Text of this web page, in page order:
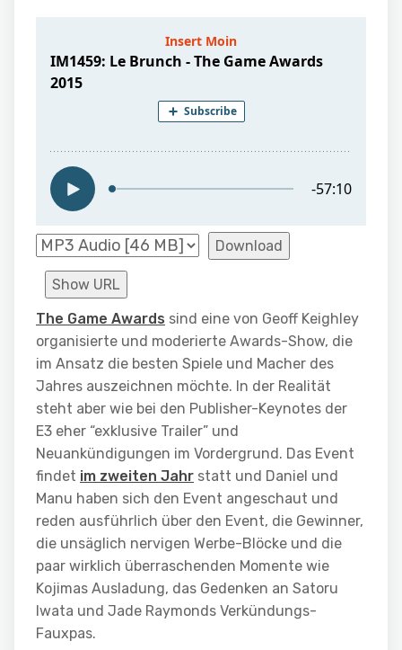
Download
Show URL
The Game Awards sind eine von Geoff Keighley
organisierte und moderierte Awards-Show, die
im Ansatz die besten Spiele und Macher des
Jahres auszeichnen möchte. In der Realität
steht aber wie bei den Publisher-Keynotes der
E3 eher “exklusive Trailer” und
Neuankündigungen im Vordergrund. Das Event
findet im zweiten Jahr statt und Daniel und
Manu haben sich den Event angeschaut und
reden ausführlich über den Event, die Gewinner,
die unsäglich nervigen Werbe-Blöcke und die
paar wirklich überraschenden Momente wie
Kojimas Ausladung, das Gedenken an Satoru
Iwata und Jade Raymonds Verkündungs-
Fauxpas.